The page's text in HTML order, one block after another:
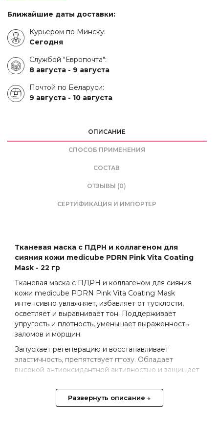
Ближайшие даты доставки:
Курьером по Минску:
Сегодня
Службой "Европочта":
8 августа - 9 августа
Почтой по Беларуси:
9 августа - 10 августа
ОПИСАНИЕ
СПОСОБ ПРИМЕНЕНИЯ
СОСТАВ
ОТЗЫВЫ (0)
СЕРТИФИКАЦИЯ И ИМПОРТЁР
Тканевая маска с ПДРН и коллагеном для
сияния кожи medicube PDRN Pink Vita Coating
Mask - 22 гр
Тканевая маска с ПДРН и коллагеном для сияния
кожи medicube PDRN Pink Vita Coating Mask
интенсивно увлажняет, избавляет от тусклости,
осветляет и выравнивает тон. Поддерживает
упругость и плотность, уменьшает выраженность
заломов и морщин.
Запускает регенерацию и восстанавливает
эластичность, препятствует птозу. Обладает
высокой антиоксидантной активностью и защищает
Лекало продукта, выполненное из целлюлозы
эвкалипта, мягко прилегает к коже и хорошо
Развернуть описание ↓